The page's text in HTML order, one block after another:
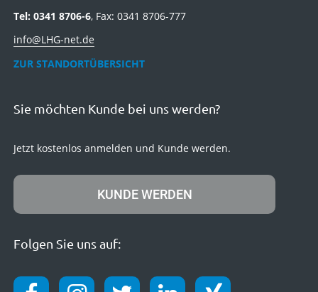
Tel: 0341 8706-6, Fax: 0341 8706-777
info@LHG-net.de
ZUR STANDORTÜBERSICHT
Sie möchten Kunde bei uns werden?
Jetzt kostenlos anmelden und Kunde werden.
KUNDE WERDEN
Folgen Sie uns auf: